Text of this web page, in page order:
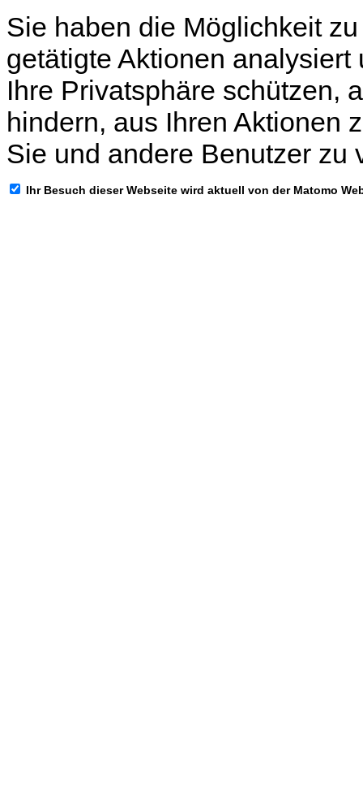
Sie haben die Möglichkeit
getätigte Aktionen
Ihre Privatsphäre schützen,
hindern, aus Ihren Aktionen
Sie und andere Benutzer zu
Ihr Besuch dieser Webseite wird aktuell von der Matomo